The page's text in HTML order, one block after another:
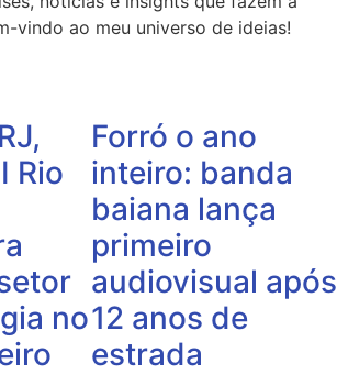
vindo ao meu universo de ideias!
Rio
no
Forró o ano
inteiro: banda
baiana lança
primeiro
audiovisual após
12 anos de
estrada